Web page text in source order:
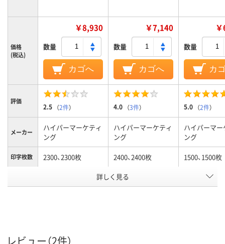
価格
(税込)
￥8,930
数量
カゴへ
￥7,140
数量
カゴへ
数量
カ
評価
2.5 （2件） 4.0 （3件） 5.0 （2件）
メーカー
ハイパーマーケティ
ング
ハイパーマーケティ
ング
ハイパーマ
ング
印字枚数 2300、2300枚 2400、2400枚 1500、1500枚
ブラック系 ブルー系
スコア
詳しく見る
レビュー（2件）